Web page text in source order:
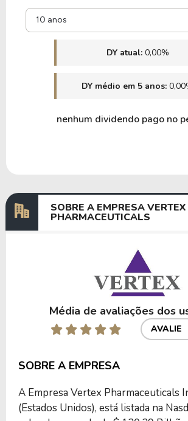
10 anos
DY atual: 0,00%
DY médio em 5 anos:
nenhum dividendo pago no
SOBRE A EMPRESA VERTEX
PHARMACEUTICALS
Média de avaliações dos
AVALIE
SOBRE A EMPRESA
A Empresa Vertex Pharmaceuticals
(Estados Unidos), está listada na